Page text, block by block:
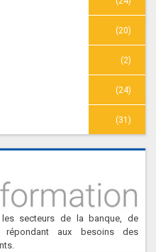
(20)
(2)
(24)
(31)
secteurs de la banque, de
répondant aux besoins des